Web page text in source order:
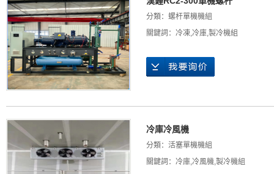
分類： 螺杆單機機組
關鍵詞： 冷凍,冷庫,製冷機組
冷庫冷風機
分類： 活塞單機機組
關鍵詞： 冷庫,冷風機,製冷機組